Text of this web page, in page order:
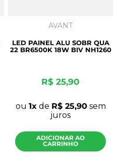
AVANT
LED PAINEL ALU SOBR QUA
22 BR6500K 18W BIV NH1260
R$ 25,90
ou 1 de R$ 25,90sem
juros
ADICIONAR AO
CARRINHO